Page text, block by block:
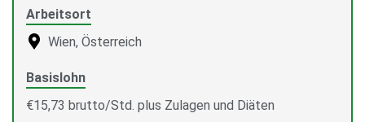
Arbeitsort
Wien, Österreich
Basislohn
€15,73 brutto/Std. plus Zulagen und Diäten